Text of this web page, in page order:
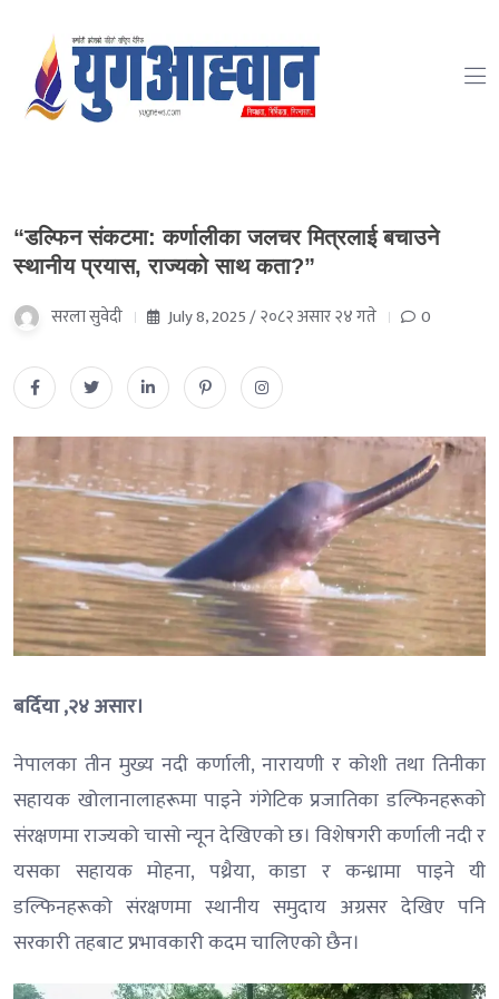
“डल्फिन संकटमा: कर्णालीका जलचर मित्रलाई बचाउने
स्थानीय प्रयास, राज्यको साथ कता?”
सरला सुवेदी July 8, 2025 / २०८२ असार २४ गते 0
बर्दिया ,२४ असार।
नेपालका तीन मुख्य नदी कर्णाली, नारायणी र कोशी तथा तिनीका
सहायक खोलानालाहरूमा पाइने गंगेटिक प्रजातिका डल्फिनहरूको
संरक्षणमा राज्यको चासो न्यून देखिएको छ। विशेषगरी कर्णाली नदी र
यसका सहायक मोहना, पथ्रैया, काडा र कन्ध्रामा पाइने यी
डल्फिनहरूको संरक्षणमा स्थानीय समुदाय अग्रसर देखिए पनि
सरकारी तहबाट प्रभावकारी कदम चालिएको छैन।